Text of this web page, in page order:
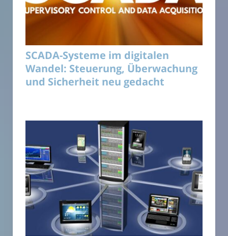
SCADA-Systeme im digitalen
Wandel: Steuerung, Überwachung
und Sicherheit neu gedacht